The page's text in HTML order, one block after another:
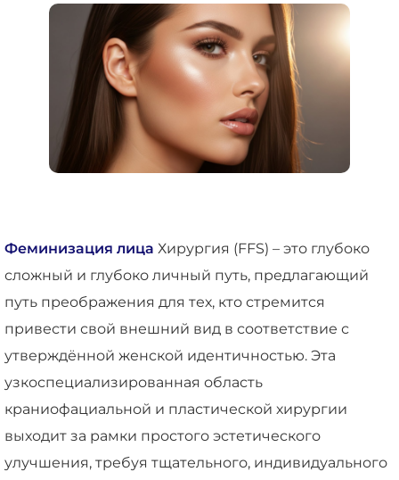
Феминизация лица Хирургия (FFS) – это глубоко
сложный и глубоко личный путь, предлагающий
путь преображения для тех, кто стремится
привести свой внешний вид в соответствие с
утверждённой женской идентичностью. Эта
узкоспециализированная область
краниофациальной и пластической хирургии
выходит за рамки простого эстетического
улучшения, требуя тщательного, индивидуального